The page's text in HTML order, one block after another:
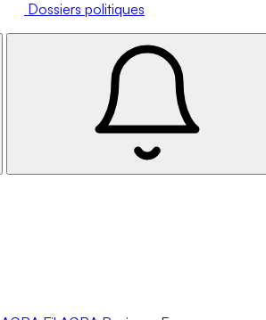
Dossiers politiques